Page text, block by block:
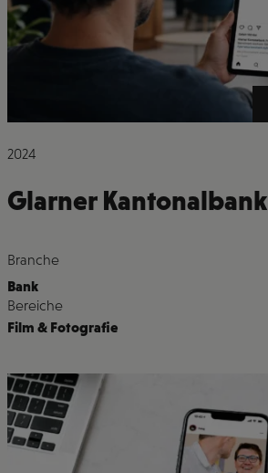
2024
Glarner Kantonalbank
Branche
Bank
Bereiche
Film & Fotografie